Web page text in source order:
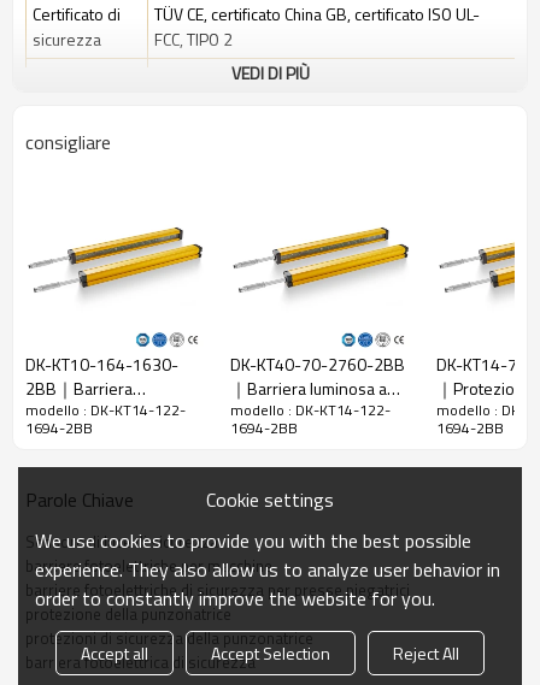
Certificato di
sicurezza
TÜV CE, certificato China GB, certificato ISO UL-
FCC, TIPO 2
Caratteristiche
Rileva la
precisione
22 mm
122
Raggio
d'azione
prodotto
del ricevitore.
Distanza di
rilevamento
30-6000mm
Tempo di
risposta
≤15ms
Dati meccanici
VEDI DI PIÙ
consigliare
DK-KT10-164-1630-
2BB｜Barriera
fotoelettrica di sicurezza
｜DADISICK
modello : DK-KT14-122-
1694-2BB
DK-KT40-70-2760-2BB
｜Barriera luminosa a
infrarossi｜DADISICK
modello : DK-KT14-122-
1694-2BB
DK-KT14-
｜Protezioni
per
DADISICK
modello : DK-
1694-2BB
Parole Chiave
Sensore di luce di sicurezza
barriere fotoelettriche per macchine
barriere fotoelettriche di sicurezza per presse piegatrici
protezione della punzonatrice
protezioni di sicurezza della punzonatrice
barriera fotoelettrica di sicurezza
Cookie settings
We use cookies to provide you with the best possible
experience. They also allow us to analyze user behavior in
order to constantly improve the website for you.
Accept all Accept Selection Reject All